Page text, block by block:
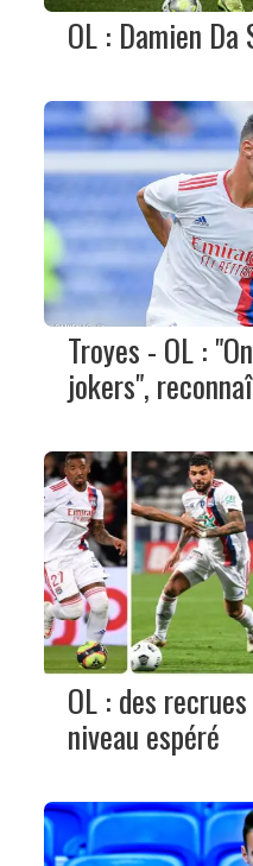
OL : Damien Da
Troyes - OL :
jokers",
OL : des
niveau espéré